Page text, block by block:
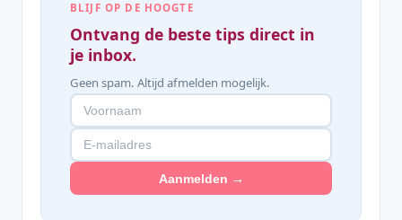
BLIJF OP DE HOOGTE
Ontvang de beste tips direct in
je inbox.
Geen spam. Altijd afmelden mogelijk.
Aanmelden →